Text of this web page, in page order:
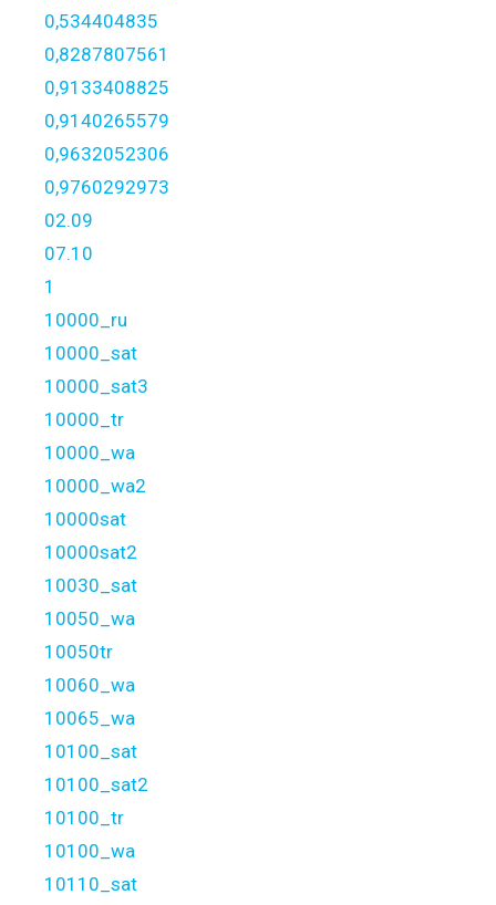
0,534404835
0,8287807561
0,9133408825
0,9140265579
0,9632052306
0,9760292973
02.09
07.10
1
10000_ru
10000_sat
10000_sat3
10000_tr
10000_wa
10000_wa2
10000sat
10000sat2
10030_sat
10050_wa
10050tr
10060_wa
10065_wa
10100_sat
10100_sat2
10100_tr
10100_wa
10110_sat